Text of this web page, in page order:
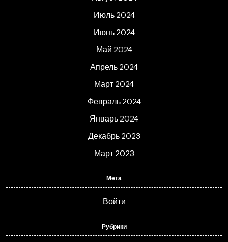
Июль 2024
Июнь 2024
Май 2024
Апрель 2024
Март 2024
Февраль 2024
Январь 2024
Декабрь 2023
Март 2023
Мета
Войти
Рубрики